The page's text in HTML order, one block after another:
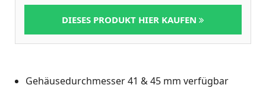
DIESES PRODUKT HIER KAUFEN
Gehäusedurchmesser 41 & 45 mm verfügbar